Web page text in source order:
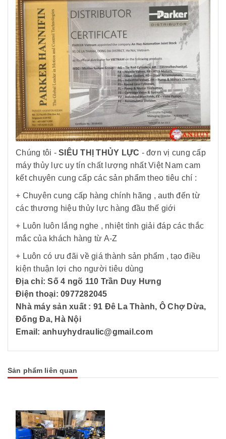
Chúng tôi - SIÊU THỊ THỦY LỰC - đơn vị cung cấp
máy thủy lực uy tín chất lượng nhất Việt Nam cam
kết chuyên cung cấp các sản phẩm theo tiêu chí :
+ Chuyên cung cấp hàng chính hãng , auth đến từ
các thương hiệu thủy lực hàng đầu thế giới
+ Luôn luôn lắng nghe , nhiệt tình giải đáp các thắc
mắc của khách hàng từ A-Z
+ Luôn có ưu đãi về giá thành sản phẩm , tạo điều
kiện thuận lợi cho người tiêu dùng
Địa chỉ: Số 4 ngõ 110 Trần Duy Hưng
Điện thoại: 0977282045
Nhà máy sản xuất : 91 Đê La Thành, Ô Chợ Dừa,
Đống Đa, Hà Nội
Email: anhuyhydraulic@gmail.com
Sản phẩm liên quan